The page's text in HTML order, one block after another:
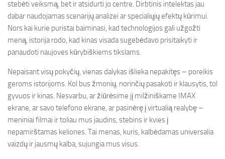
stebėti veiksmą, bet ir atsidurti jo centre. Dirbtinis intelektas jau
dabar naudojamas scenarijų analizei ar specialiųjų efektų kūrimui.
Nors kai kurie puristai baiminasi, kad technologijos gali užgožti
meną, istorija rodo, kad kinas visada sugebėdavo prisitaikyti ir
panaudoti naujoves kūrybiškiems tikslams.
Nepaisant visų pokyčių, vienas dalykas išlieka nepakitęs – poreikis
geroms istorijoms. Kol bus žmonių, norinčių pasakoti ir klausytis, tol
gyvuos ir kinas. Nesvarbu, ar žiūrėsime jį milžiniškame IMAX
ekrane, ar savo telefono ekrane, ar pasinėrę į virtualią realybę –
meniniai filmai ir toliau mus jaudins, stebins ir kvies į
nepamirštamas keliones. Tai menas, kuris, kalbėdamas universalia
vaizdų ir jausmų kalba, sujungia mus visus.